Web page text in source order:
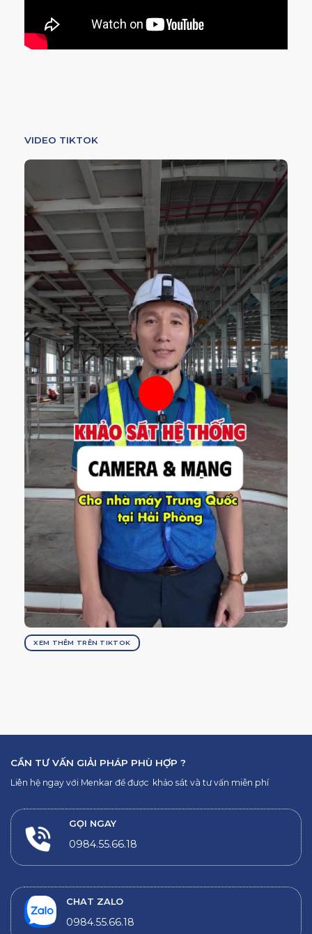
VIDEO TIKTOK
CẦN TƯ VẤN GIẢI PHÁP PHÙ HỢP ?
GỌI NGAY
0984.55.66.18
CHAT ZALO